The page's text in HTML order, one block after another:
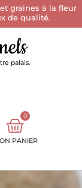
graines à la fleur
de qualité.
palais.
0
PANIER